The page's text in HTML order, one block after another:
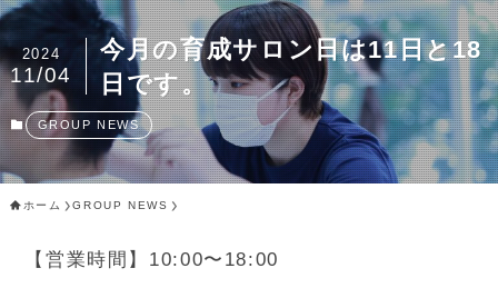
今月の育成サロン日は11日と18
日です。
2024
11/04
GROUP NEWS
ホーム GROUP NEWS
【営業時間】10:00〜18:00